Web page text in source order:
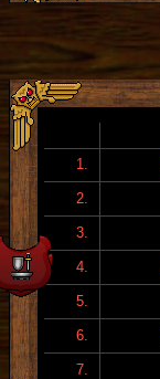
1.
2.
3.
4.
5.
6.
7.